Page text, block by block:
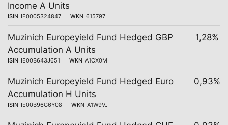
Income A Units
ISIN IE0005324847 WKN 615797
Muzinich Europeyield Fund Hedged GBP
Accumulation A Units
ISIN IE00B643J651 WKN A1CX0M
1,28%
Muzinich Europeyield Fund Hedged Euro
Accumulation H Units
ISIN IE00B96G6Y08 WKN A1W9VJ
0,93%